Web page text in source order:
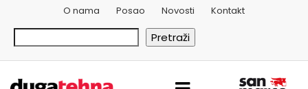
O nama Posao Novosti Kontakt
Pretraži